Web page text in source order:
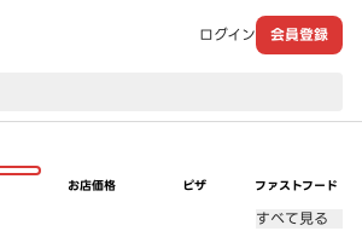
ログイン 会員登録
お店価格 ピザ ファストフード
すべて見る